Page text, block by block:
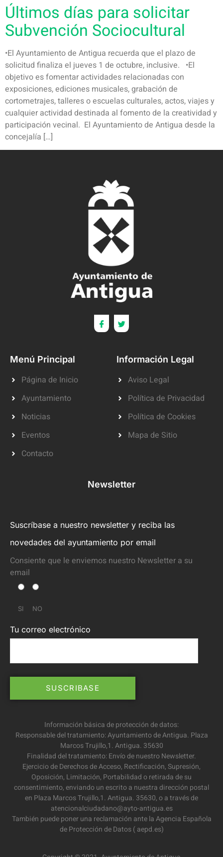
Últimos días para solicitar
Subvención Sociocultural
•El Ayuntamiento de Antigua recuerda que el plazo de
solicitud finaliza el jueves 1 de octubre, inclusive. •El
objetivo es fomentar actividades relacionadas con
exposiciones, ediciones musicales, grabación de
cortometrajes, talleres o escuelas culturales, actos, viajes y
cualquier actividad destinada al fomento de la creatividad y
participación vecinal. El Ayuntamiento de Antigua desde la
concejalía […]
Menú Principal
Página de Inicio
Ayuntamiento
Noticias
Eventos
Contacto
Información Legal
Aviso Legal
Política de Privacidad
Política de Cookies
Mapa de Sitio
Newsletter
Suscríbase a nuestro newsletter y reciba las
novedades del ayuntamiento por email
Consiente que le enviemos nuestro Newsletter a su
email
SI NO
Tu correo electrónico
Información básica de protección de datos:
Responsable del tratamiento: Ayuntamiento de Antigua. Plaza
Marcos Trujillo,1. Antigua. 35630
Finalidad del tratamiento: Envío de nuestro Newsletter.
Ejercicio de Derechos de Acceso, Rectificación, Supresión,
Oposición, Limitación, Portabilidad o retirada de su
consentimiento, enviando un escrito a nuestra dirección postal
en Plaza Marcos Trujillo,1. Antigua. 35630, o a través de
atencionalciudadano@ayto-antigua.es
También puede poner una reclamación ante la Agencia Española
de Protección de Datos ( aepd.es)